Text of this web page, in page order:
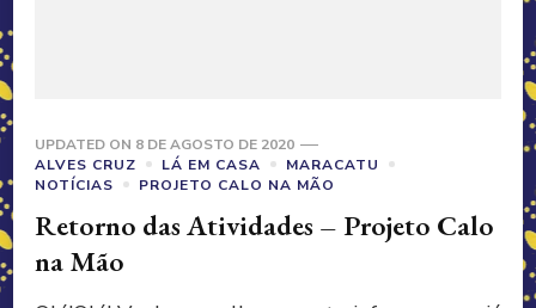
UPDATED ON 8 DE AGOSTO DE 2020
ALVES CRUZ
LÁ EM CASA
MARACATU
NOTÍCIAS
PROJETO CALO NA MÃO
Retorno das Atividades – Projeto Calo
na Mão